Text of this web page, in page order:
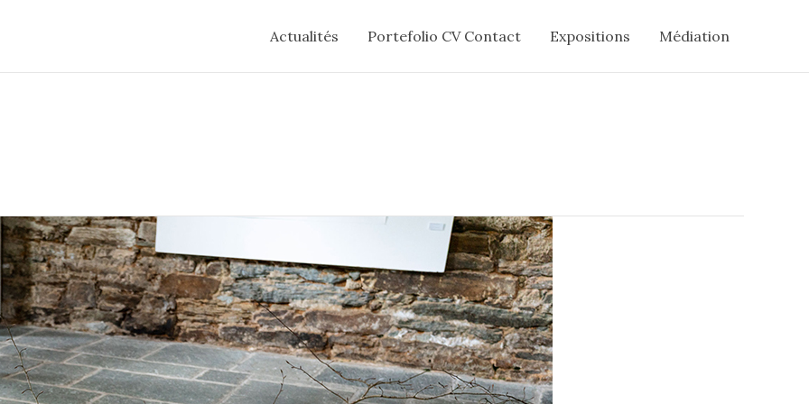
Actualités Portefolio CV Contact Expositions Médiation